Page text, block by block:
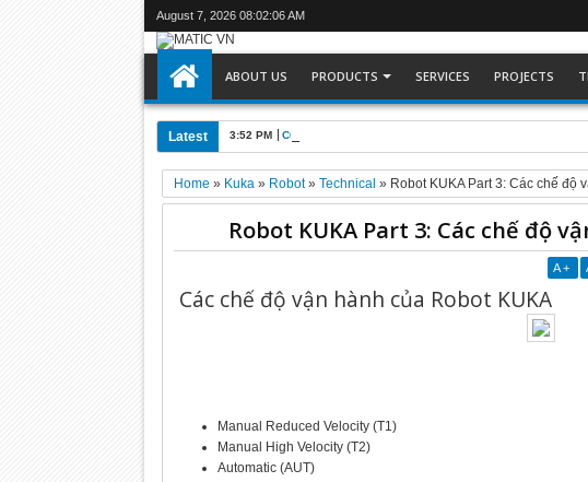
August 7, 2026 08:02:06 AM
ABOUT US PRODUCTS SERVICES PROJECTS
Latest 3:52 PM C6905-0010 : Máy tính công nghiệp Beckhoff dòng Eco
Home » Kuka» Robot» Technical » Robot KUKA Part 3: Các chế độ
Robot KUKA Part 3: Các chế độ
A +
Các chế độ vận hành của Robot KUKA
Manual Reduced Velocity (T1)
Manual High Velocity (T2)
Automatic (AUT)